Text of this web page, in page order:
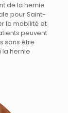
de la hernie
pour Saint-
la mobilité et
peuvent
sans être
la hernie